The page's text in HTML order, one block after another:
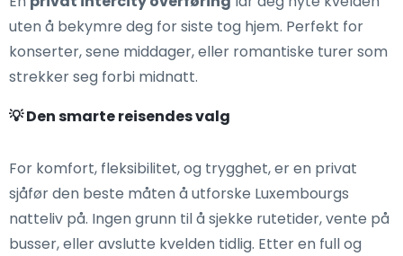
uten å bekymre deg for siste tog hjem. Perfekt for
konserter, sene middager, eller romantiske turer som
strekker seg forbi midnatt.
💡 Den smarte reisendes valg
For komfort, fleksibilitet, og trygghet, er en privat
sjåfør den beste måten å utforske Luxembourgs
natteliv på. Ingen grunn til å sjekke rutetider, vente på
busser, eller avslutte kvelden tidlig. Etter en full og